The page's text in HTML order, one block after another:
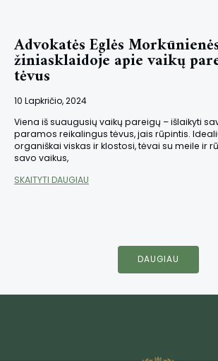
Advokatės Eglės
žiniasklaidoje apie vaikų
tėvus
10 Lapkričio, 2024
Viena iš suaugusių vaikų pareigų – išlaikyti
paramos reikalingus tėvus, jais rūpintis.
organiškai viskas ir klostosi, tėvai su meile ir
savo vaikus,
SKAITYTI DAUGIAU
DAUGIAU